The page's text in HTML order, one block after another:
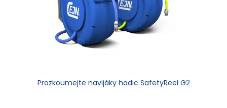
Prozkoumejte navijáky hadic SafetyReel G2